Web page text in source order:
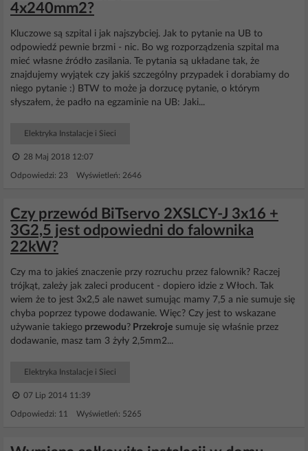
4x240mm2?
Kluczowe są szpital i jak najszybciej. Jak to pytanie na UB to
odpowiedź pewnie brzmi - nic. Bo wg rozporządzenia szpital ma
mieć własne źródło zasilania. Te pytania są układane tak, że
znajdujemy wyjątek czy jakiś szczególny przypadek i dorabiamy do
niego pytanie :) BTW to może ja dorzucę pytanie, o którym
słyszałem, że padło na egzaminie na UB: Jaki...
Elektryka Instalacje i Sieci
28 Maj 2018 12:07
Odpowiedzi: 23 Wyświetleń: 2646
Czy przewód BiTservo 2XSLCY-J 3x16 +
3G2,5 jest odpowiedni do falownika
22kW?
Czy ma to jakieś znaczenie przy rozruchu przez falownik? Raczej
trójkąt, zależy jak zaleci producent - dopiero idzie z Włoch. Tak
wiem że to jest 3x2,5 ale nawet sumując mamy 7,5 a nie sumuje się
chyba poprzez typowe dodawanie. Więc? Czy jest to wskazane
używanie takiego przewodu? Przekroje sumuje się właśnie przez
dodawanie, masz tam 3 żyły 2,5mm2...
Elektryka Instalacje i Sieci
07 Lip 2014 11:39
Odpowiedzi: 11 Wyświetleń: 5265